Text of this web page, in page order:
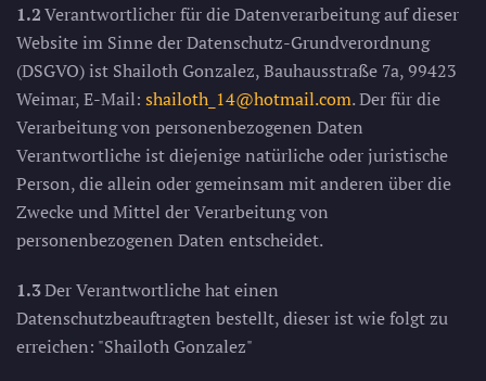
1.2Verantwortlicher für die Datenverarbeitung auf dieser
Website im Sinne der Datenschutz-Grundverordnung
(DSGVO) ist Shailoth Gonzalez, Bauhausstraße 7a, 99423
Weimar, E-Mail: shailoth_14@hotmail.com.Der für die
Verarbeitung von personenbezogenen Daten
Verantwortliche ist diejenige natürliche oder juristische
Person, die allein oder gemeinsam mit anderen über die
Zwecke und Mittel der Verarbeitung von
personenbezogenen Daten entscheidet.
1.3Der Verantwortliche hat einen
Datenschutzbeauftragten bestellt, dieser ist wie folgt zu
erreichen: "Shailoth Gonzalez"